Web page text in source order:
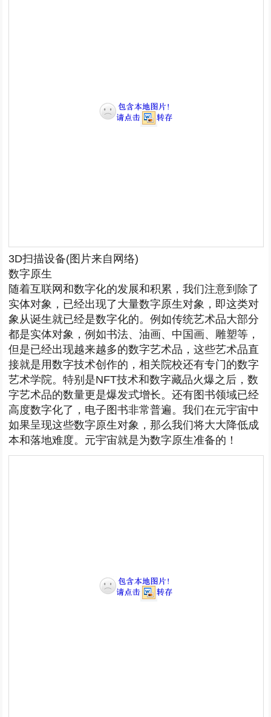
3D扫描设备(图片来自网络)
数字原生
随着互联网和数字化的发展和积累，我们注意到除了
实体对象，已经出现了大量数字原生对象，即这类对
象从诞生就已经是数字化的。例如传统艺术品大部分
都是实体对象，例如书法、油画、中国画、雕塑等，
但是已经出现越来越多的数字艺术品，这些艺术品直
接就是用数字技术创作的，相关院校还有专门的数字
艺术学院。特别是NFT技术和数字藏品火爆之后，数
字艺术品的数量更是爆发式增长。还有图书领域已经
高度数字化了，电子图书非常普遍。我们在元宇宙中
如果呈现这些数字原生对象，那么我们将大大降低成
本和落地难度。元宇宙就是为数字原生准备的！